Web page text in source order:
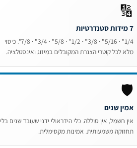
🔢
7 מידות סטנדרטיות
1/4" · 5/16" · 3/8" · 1/2" · 5/8" · 3/4" · 7/8". כיסוי
מלא לכל קוטרי הצנרת המקובלים במיזוג ואינסטלציה.
🛡
אמין שנים
אין חשמל, אין סוללה. כלי הידראולי ידני שעובד שנים בלי
תחזוקה משמעותית. אמינות מקסימלית.